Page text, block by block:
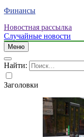
Финансы
Новостная рассылка
Случайные новости
Меню
Найти:
Заголовки